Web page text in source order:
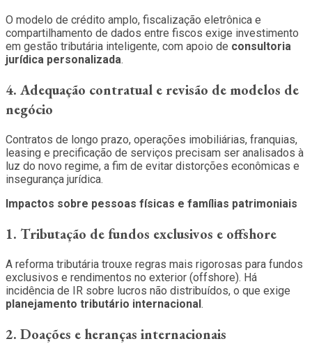
O modelo de crédito amplo, fiscalização eletrônica e
compartilhamento de dados entre fiscos exige investimento
em gestão tributária inteligente, com apoio de consultoria
jurídica personalizada.
4. Adequação contratual e revisão de modelos de
negócio
Contratos de longo prazo, operações imobiliárias, franquias,
leasing e precificação de serviços precisam ser analisados à
luz do novo regime, a fim de evitar distorções econômicas e
insegurança jurídica.
Impactos sobre pessoas físicas e famílias patrimoniais
1. Tributação de fundos exclusivos e offshore
A reforma tributária trouxe regras mais rigorosas para fundos
exclusivos e rendimentos no exterior (offshore). Há
incidência de IR sobre lucros não distribuídos, o que exige
planejamento tributário internacional .
2. Doações e heranças internacionais